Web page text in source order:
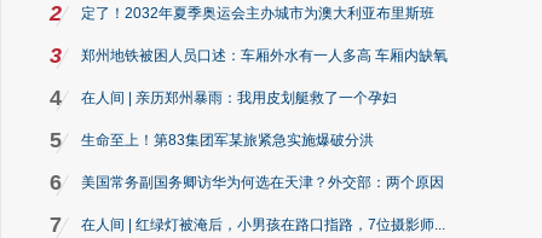
2 定了！2032年夏季奥运会主办城市为澳大利亚布里斯班
3 郑州地铁被困人员口述：车厢外水有一人多高 车厢内缺氧
4 在人间 | 亲历郑州暴雨：我用皮划艇救了一个孕妇
5 生命至上！第83集团军某旅紧急实施爆破分洪
6 美国常务副国务卿访华为何选在天津？外交部：两个原因
7 在人间 | 红绿灯被淹后，小男孩在路口指路，7位摄影师...